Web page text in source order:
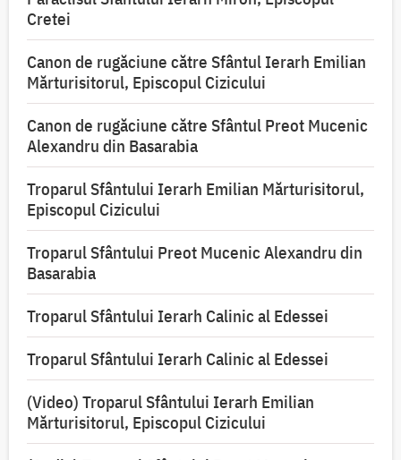
Cretei
Canon de rugăciune către Sfântul Ierarh Emilian
Mărturisitorul, Episcopul Cizicului
Canon de rugăciune către Sfântul Preot Mucenic
Alexandru din Basarabia
Troparul Sfântului Ierarh Emilian Mărturisitorul,
Episcopul Cizicului
Troparul Sfântului Preot Mucenic Alexandru din
Basarabia
Troparul Sfântului Ierarh Calinic al Edessei
Troparul Sfântului Ierarh Calinic al Edessei
(Video) Troparul Sfântului Ierarh Emilian
Mărturisitorul, Episcopul Cizicului